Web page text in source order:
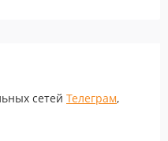
сетей Телеграм,